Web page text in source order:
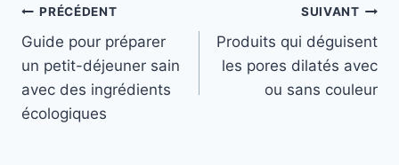
Navigation
de
l’article
PRÉCÉDENT
Guide pour préparer
un petit-déjeuner sain
avec des ingrédients
écologiques
SUIVANT
Produits qui déguisent
les pores dilatés avec
ou sans couleur